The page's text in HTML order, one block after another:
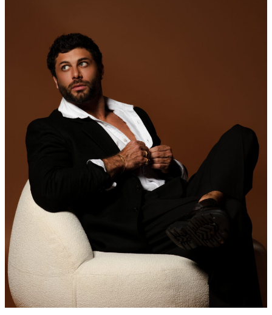
Está me surpreendendo muito
minhas expectativas
momento de transição, a galera está
cabeça para a produção de conteúdo,
esse foi o momento ideal pra eu entrar